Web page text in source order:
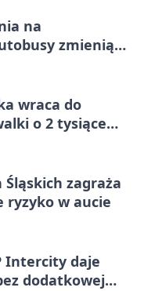
na
zmienią
wraca do
o 2 tysiące
Śląskich zagraża
ryzyko w aucie
Intercity daje
dodatkowej